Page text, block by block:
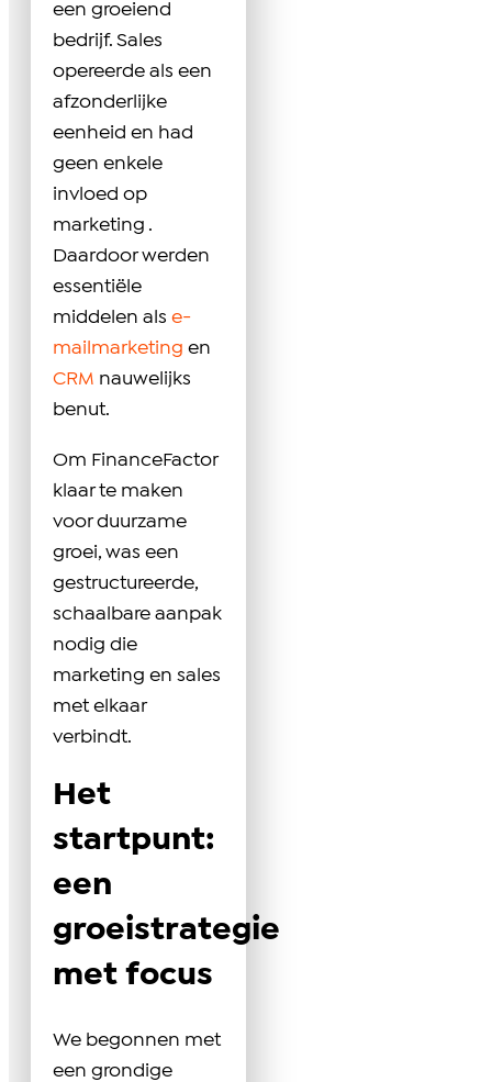
een groeiend
bedrijf. Sales
opereerde als een
afzonderlijke
eenheid en had
geen enkele
invloed op
marketing .
Daardoor werden
essentiële
middelen als e-
mailmarketing en
CRM nauwelijks
benut.
Om FinanceFactor
klaar te maken
voor duurzame
groei, was een
gestructureerde,
schaalbare aanpak
nodig die
marketing en sales
met elkaar
verbindt.
Het
startpunt:
een
groeistrategie
met focus
We begonnen met
een grondige